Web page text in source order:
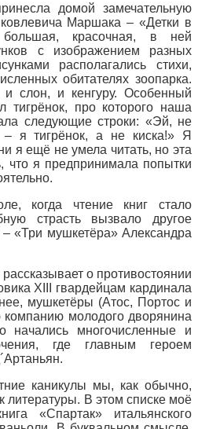
домой замечательную
Маршака – «Детки в
красочная, в ней
с изображением разных
располагались стихи,
обитателях зоопарка.
слон, и кенгуру. Особенный
тигрёнок, про которого наша
следующие строки: «Эй, не
– я тигрёнок, а не киска!» Я
я ещё не умела читать, но эта
что я предпринимала попытки
когда чтение книг стало
страсть вызвало другое
«Три мушкетёра» Александра
о противостоянии
XIII гвардейцам кардинала
мушкетёры (Атос, Портос и
молодого дворянина
начались многочисленные и
где главным героем
каникулы мы, как обычно,
литературы. В этом списке моё
«Спартак» итальянского